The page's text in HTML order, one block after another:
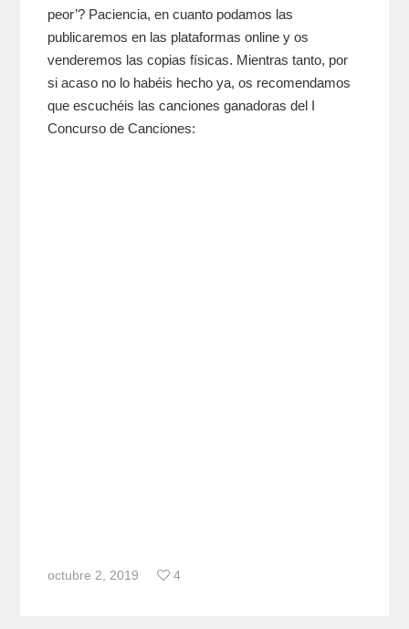
peor’? Paciencia, en cuanto podamos las
publicaremos en las plataformas online y os
venderemos las copias físicas. Mientras tanto, por
si acaso no lo habéis hecho ya, os recomendamos
que escuchéis las canciones ganadoras del I
Concurso de Canciones:
octubre 2, 2019 4